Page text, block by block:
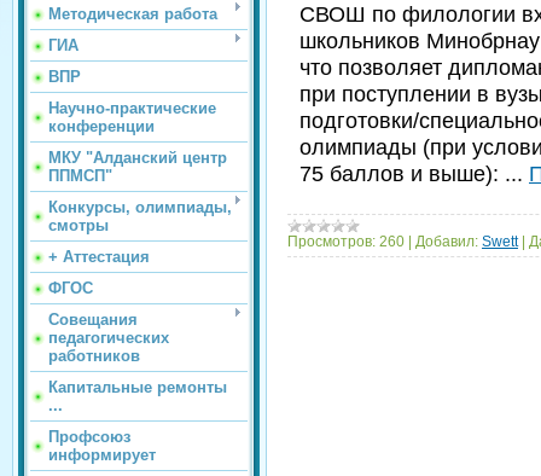
Методическая работа
ГИА
ВПР
Научно-практические
конференции
МКУ "Алданский центр
ППМСП"
Конкурсы, олимпиады,
смотры
+ Аттестация
ФГОС
Совещания
педагогических
работников
Капитальные ремонты
...
Профсоюз
информирует
СВОШ по филологии
школьников
что позволяет
при поступлении в
подготовки/
олимпиады (при
75 баллов и выше): ...
Просмотров: 260 Добавил: Swett